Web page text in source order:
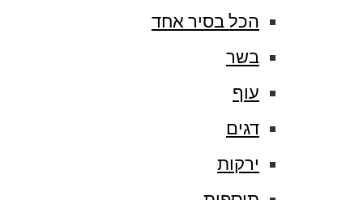
הכל בסיר אחד
בשר
עוף
דגים
ירקות